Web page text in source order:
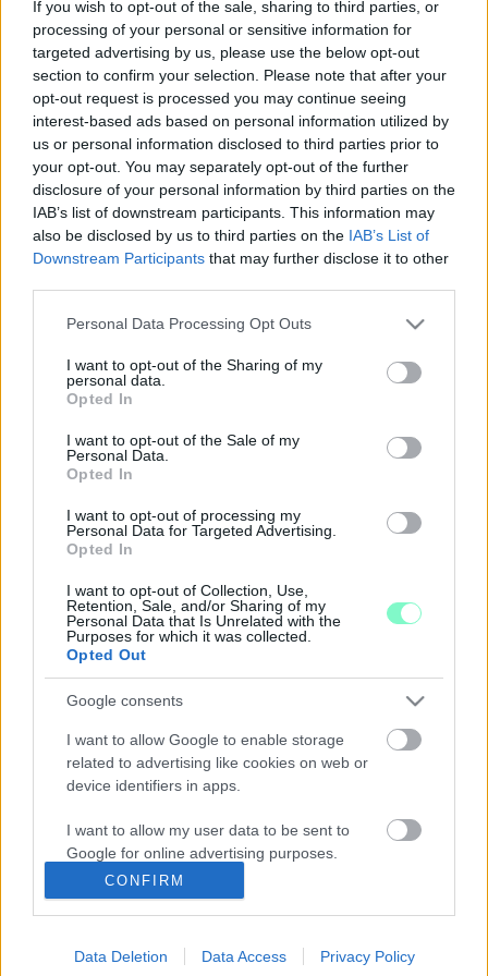
If you wish to opt-out of the sale, sharing to third parties, or
processing of your personal or sensitive information for
targeted advertising by us, please use the below opt-out
section to confirm your selection. Please note that after your
opt-out request is processed you may continue seeing
interest-based ads based on personal information utilized by
us or personal information disclosed to third parties prior to
your opt-out. You may separately opt-out of the further
disclosure of your personal information by third parties on the
IAB’s list of downstream participants. This information may
also be disclosed by us to third parties on the IAB’s List of
Downstream Participants that may further disclose it to other
Please note that this website/app uses one or more Google
not limited to your visit or usage behaviour. You may click to
grant or deny consent to Google and its third-party tags to
use your data for below specified purposes in below Google
consent section.
Personal Data Processing Opt Outs
I want to opt-out of the Sharing of my
personal data.
Opted In
I want to opt-out of the Sale of my
Personal Data.
Opted In
I want to opt-out of processing my
Personal Data for Targeted Advertising.
Opted In
I want to opt-out of Collection, Use,
Retention, Sale, and/or Sharing of my
Personal Data that Is Unrelated with the
Purposes for which it was collected.
Opted Out
Google consents
I want to allow Google to enable storage
related to advertising like cookies on web or
device identifiers in apps.
I want to allow my user data to be sent to
Google for online advertising purposes.
I want to allow Google to send me
personalized advertising.
I want to allow Google to enable storage
CONFIRM
Data Deletion Data Access Privacy Policy
Tüntetésre készülnek a Karolina Kórház megmentéséért, de a
Magyar Orvosi Kamara oldalán is olvasható olyan érvelés, ami
szerint nem érdemes kiskórházakat fenntartani. Arról, hogy hol
az igazság, Szijjártó Lászlót, a MOK megyei elnökét kérdeztük.
DÉZSI POLGÁRMESTER ÉS A TÖBBI FIDESZES
ORVOS NEM LÉPTEK VISSZA A KAMARÁBA
2023. május. 04. 16:56
Az orvosok négyötöde visszalépett a kamarába, a fideszes
politikus-orvosok nem.
EDDIG AZ ORVOSI KAMARA TAGJAINAK FELE
JELEZTE, HOGY MARADNAK A SZERVEZETBEN
EDDIG 12 EZER ORVOS NYILATKOZOTT ARRÓL,
HOGY MARAD A KAMARÁBAN
2023. március. 07. 16:38
Ez a tagság közel egyharmada.
BEDARÁLTA A KORMÁNY A MAGYAR ORVOSI
KAMARÁT
Szakmai érveket felsorakoztatva ellenezték az orvosok az
kormány által kitalált új ügyeleti rendszert. Két nap alatt
felrobbantották a szervezetet.
KIVÉTELES ELJÁRÁSBAN TÁRGYALJA AZ
ORSZÁGGYŰLÉS AZ ORVOSI KAMARA
SZÉTVERÉSÉT CÉLZÓ JAVASLATOT
2023. február. 28. 10:17
fogadhatják az orvosi kamara kiüresítését.
A NAP MEGDÖBBENTŐ SZÁMADATA: 5 FŐ 30 ÉV
ALATTI HÁZIORVOS VAN AZ EGÉSZ
ORSZÁGBAN
A háziorvosok kevesebb mint 7%-a 40 év alatti.
HIÁBA AKARJA AZ ORVOSOK TORKÁN LETOLNI
AZ EGÉSZSÉGÜGY ÁTALAKÍTÁSÁT A KORMÁNY,
4500 DOKTOR MÁR JELEZTE, HOGY
2022. december. 08. 10:26